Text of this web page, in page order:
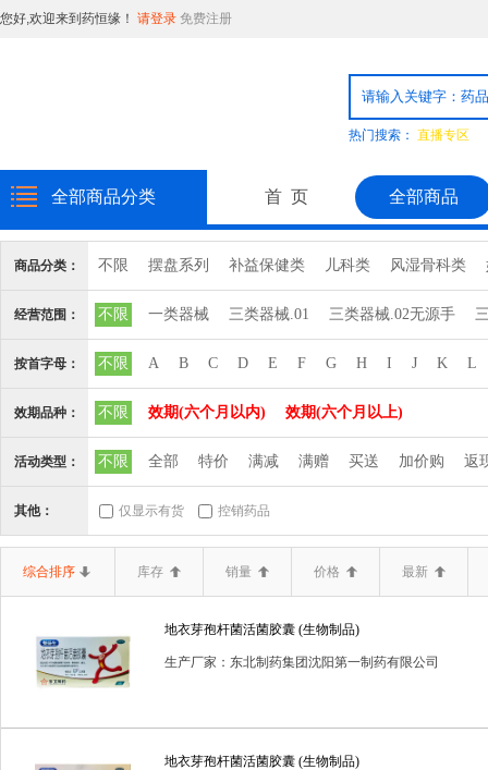
您好,欢迎来到药恒缘！ 请登录 免费注册
热门搜索： 直播专区
首 页 全部商品
全部商品分类
商品分类： 不限 摆盘系列 补益保健类 儿科类 风湿骨科类
消毒品 日化用品 普通食品 粉剂系列 精致饮片
心脑血管血液系统
经营范围： 不限 一类器械 三类器械.01 三类器械.02无源手
三类器械.10输血、 三类器械.12 三类器械.13无源植
三类器械.6810矫 三类器械.6813计 三类器械.6815注
三类器械.6827中 三类器械.6832医 三类器械.6834医
三类器械.6864医 三类器械.6865医
二类器械.10输血、 二类器械.12 二类器械.13无源植
二类器械.19医用康
按首字母： 不限 A B C D E F G H I J K L
效期品种： 不限 效期(六个月以内) 效期(六个月以上)
活动类型： 不限 全部 特价 满减 满赠 买送 加价购 返
其他： 仅显示有货 控销药品
综合排序 库存 销量 价格 最新
地衣芽孢杆菌活菌胶囊 (生物制品)
生产厂家：东北制药集团沈阳第一制药有限公司
地衣芽孢杆菌活菌胶囊 (生物制品)